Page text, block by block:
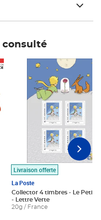
consulté
Livraison offerte
La Poste
Collector 4 timbres - Le Petit
- Lettre Verte
20g / France
Prix 7,50€